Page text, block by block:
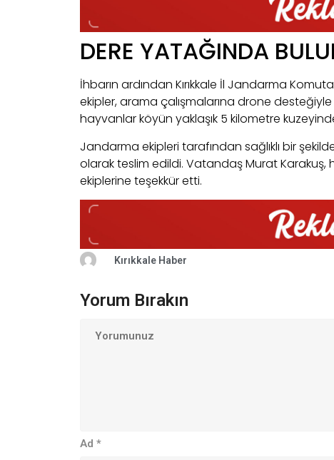
DERE YATAĞINDA
İhbarın ardından Kırıkkale İl Jandarma
ekipler, arama çalışmalarına drone
hayvanlar köyün yaklaşık 5 kilometre
Jandarma ekipleri tarafından sağlıklı bir
olarak teslim edildi. Vatandaş Murat Karakuş,
ekiplerine teşekkür etti.
Kırıkkale Haber
Yorum Bırakın
Ad *